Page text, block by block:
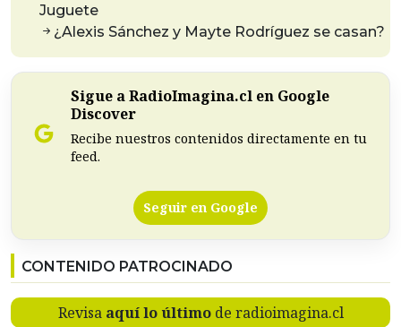
Juguete
¿Alexis Sánchez y Mayte Rodríguez se casan?
Sigue a RadioImagina.cl en Google
Discover
Recibe nuestros contenidos directamente en tu
feed.
Seguir en Google
CONTENIDO PATROCINADO
Revisa aquí lo últimode radioimagina.cl